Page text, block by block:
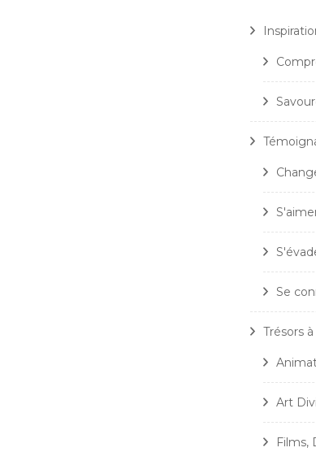
Se
Trésors
Art
Films,